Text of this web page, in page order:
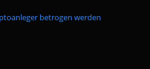
betrogen werden